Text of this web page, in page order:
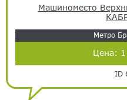
Машиноместо
Метро
Цена:
ID